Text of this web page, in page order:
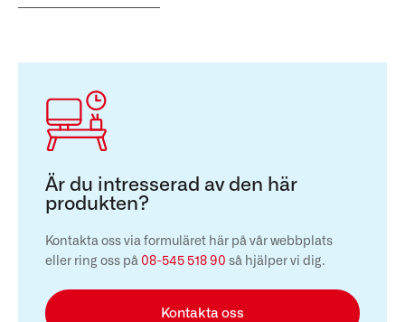
Är du intresserad av den här
produkten?
Kontakta oss via formuläret här på vår webbplats
eller ring oss på 08-545 518 90 så hjälper vi dig.
Kontakta oss